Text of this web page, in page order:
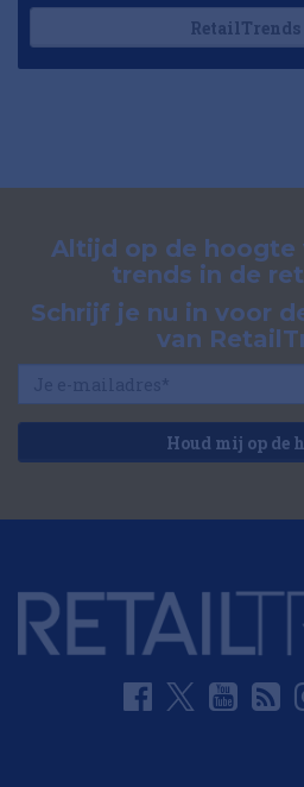
RetailTrends
Altijd op de hoogte
trends in de
Schrijf je nu in voor
van
Houd mij op de